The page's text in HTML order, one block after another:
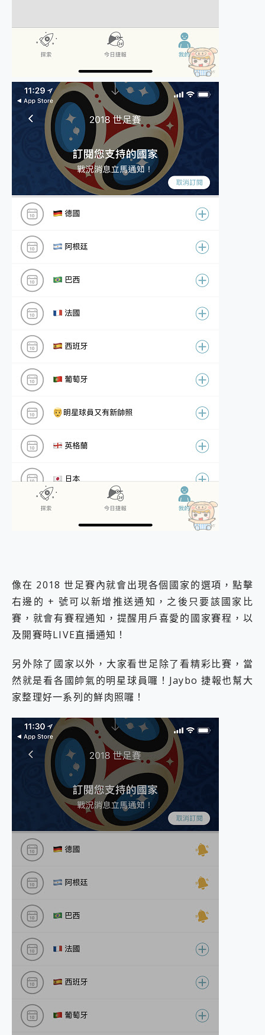
像在 2018 世足賽內就會出現各個國家的選項，點擊
右邊的 + 號可以新增推送通知，之後只要該國家比
賽，就會有賽程通知，提醒用戶喜愛的國家賽程，以
及開賽時LIVE直播通知！
另外除了國家以外，大家看世足除了看精彩比賽，當
然就是看各國帥氣的明星球員囉！Jaybo 捷報也幫大
家整理好一系列的鮮肉照囉！